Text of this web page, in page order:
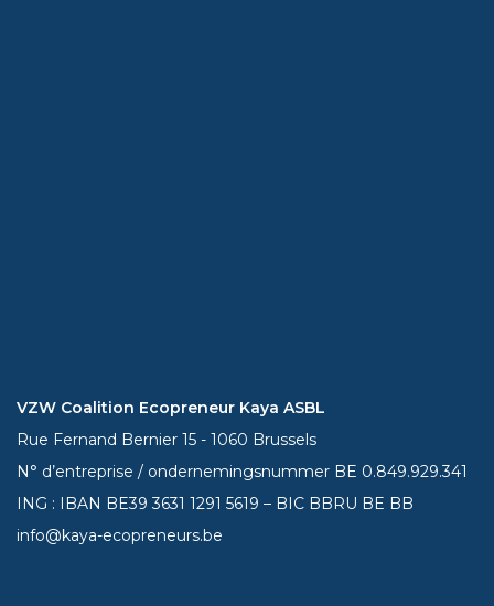
VZW Coalition Ecopreneur Kaya ASBL
Rue Fernand Bernier 15 - 1060 Brussels
N° d’entreprise / ondernemingsnummer BE 0.849.929.341
ING : IBAN BE393631 1291 5619 – BIC BBRU BE BB
info@kaya-ecopreneurs.be